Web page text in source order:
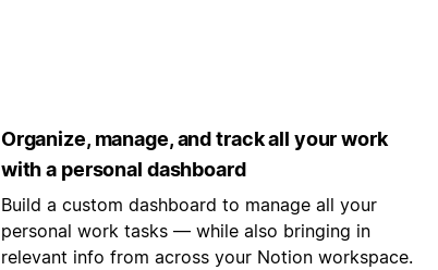
Organize, manage, and track all your work
with a personal dashboard
Build a custom dashboard to manage all your
personal work tasks — while also bringing in
relevant info from across your Notion workspace.